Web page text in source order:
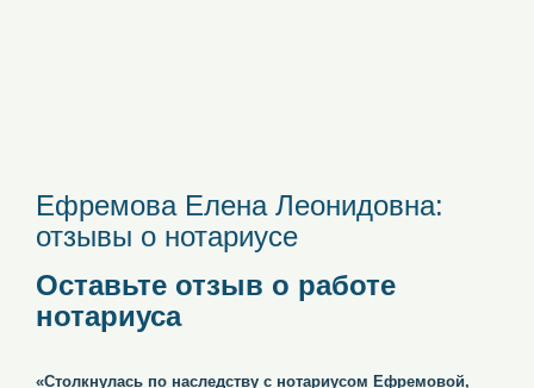
Ефремова Елена Леонидовна:
отзывы о нотариусе
Оставьте отзыв о работе
нотариуса
«Столкнулась по наследству с нотариусом Ефремовой,